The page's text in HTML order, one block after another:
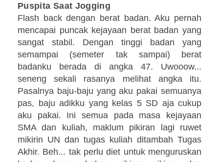
Puspita Saat Jogging
Flash back dengan berat badan. Aku pernah
mencapai puncak kejayaan berat badan yang
sangat stabil. Dengan tinggi badan yang
semampai (semeter tak sampai) berat
badanku berada di angka 47. Uwooow...
seneng sekali rasanya melihat angka itu.
Pasalnya baju-baju yang aku pakai semuanya
pas, baju adikku yang kelas 5 SD aja cukup
aku pakai. Ini semua pada masa kejayaan
SMA dan kuliah, maklum pikiran lagi ruwet
mikirin UN dan tugas kuliah ditambah Tugas
Akhir. Beh... tak perlu diet untuk menguruskan